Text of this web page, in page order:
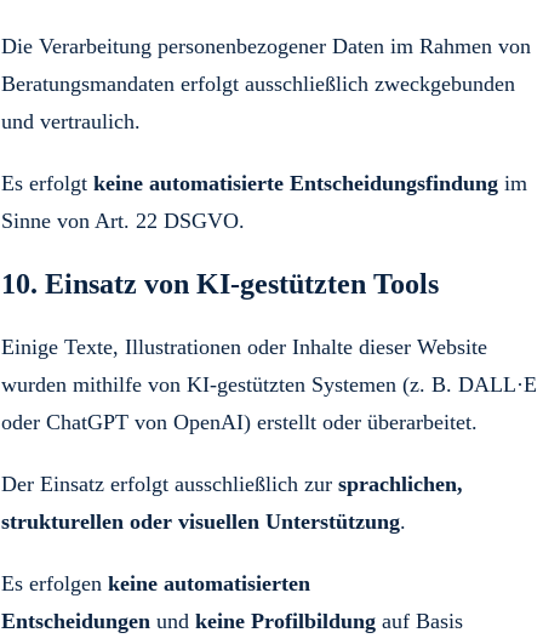
Die Verarbeitung personenbezogener Daten im Rahmen von
Beratungsmandaten erfolgt ausschließlich zweckgebunden
und vertraulich.
Es erfolgt keine automatisierte Entscheidungsfindung im
Sinne von Art. 22 DSGVO.
10. Einsatz von KI-gestützten Tools
Einige Texte, Illustrationen oder Inhalte dieser Website
wurden mithilfe von KI-gestützten Systemen (z. B. DALL·E
oder ChatGPT von OpenAI) erstellt oder überarbeitet.
Der Einsatz erfolgt ausschließlich zur sprachlichen,
strukturellen oder visuellen Unterstützung.
Es erfolgen keine automatisierten
Entscheidungen und keine Profilbildung auf Basis